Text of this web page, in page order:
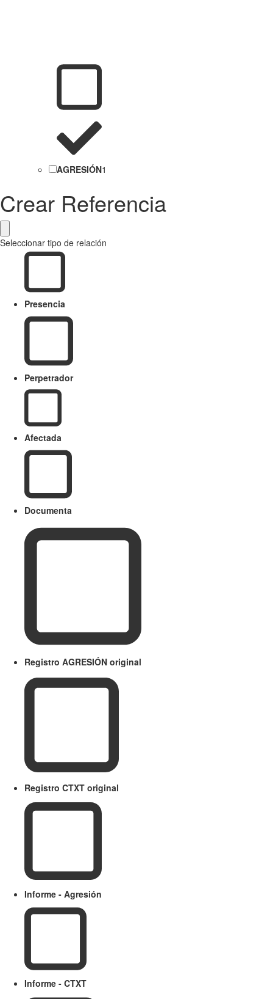
AGRESIÓN1
Crear Referencia
Seleccionar tipo de relación
Presencia
Perpetrador
Afectada
Documenta
Registro AGRESIÓN original
Registro CTXT original
Informe - Agresión
Informe - CTXT